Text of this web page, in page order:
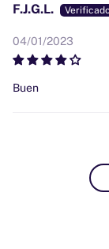
04/01/2023
F.J.G.L.
Buen